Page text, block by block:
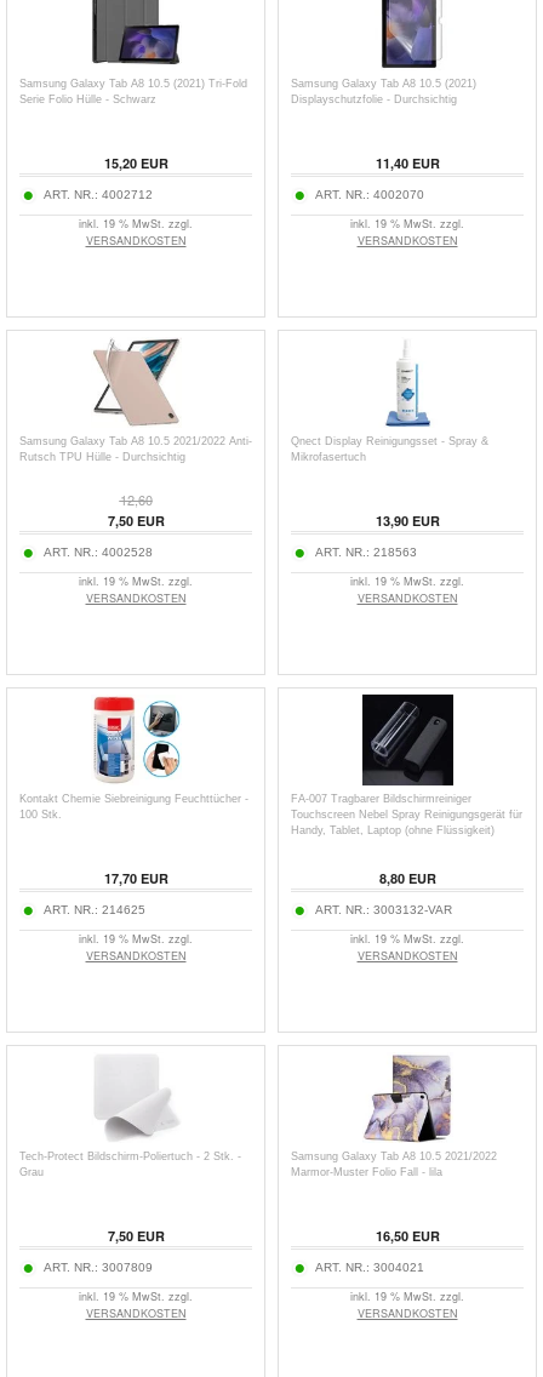
Samsung Galaxy Tab A8 10.5 (2021) Tri-Fold
Serie Folio Hülle - Schwarz
15,20EUR
ART. NR.: 4002712
inkl. 19 % MwSt. zzgl.
VERSANDKOSTEN
Samsung Galaxy Tab A8 10.5 (2021)
Displayschutzfolie - Durchsichtig
11,40EUR
ART. NR.: 4002070
inkl. 19 % MwSt. zzgl.
VERSANDKOSTEN
Samsung Galaxy Tab A8 10.5 2021/2022 Anti-
Rutsch TPU Hülle - Durchsichtig
12,60
7,50EUR
ART. NR.: 4002528
inkl. 19 % MwSt. zzgl.
VERSANDKOSTEN
Qnect Display Reinigungsset - Spray &
Mikrofasertuch
13,90EUR
ART. NR.: 218563
inkl. 19 % MwSt. zzgl.
VERSANDKOSTEN
Kontakt Chemie Siebreinigung Feuchttücher -
100 Stk.
17,70EUR
ART. NR.: 214625
inkl. 19 % MwSt. zzgl.
VERSANDKOSTEN
FA-007 Tragbarer Bildschirmreiniger
Touchscreen Nebel Spray Reinigungsgerät für
Handy, Tablet, Laptop (ohne Flüssigkeit)
8,80EUR
ART. NR.: 3003132-VAR
inkl. 19 % MwSt. zzgl.
VERSANDKOSTEN
Tech-Protect Bildschirm-Poliertuch - 2 Stk. -
Grau
7,50EUR
ART. NR.: 3007809
inkl. 19 % MwSt. zzgl.
VERSANDKOSTEN
Samsung Galaxy Tab A8 10.5 2021/2022
Marmor-Muster Folio Fall - lila
16,50EUR
ART. NR.: 3004021
inkl. 19 % MwSt. zzgl.
VERSANDKOSTEN